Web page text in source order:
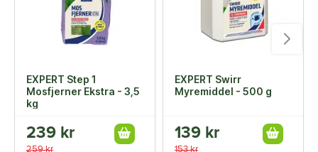
EXPERT Step 1
Mosfjerner Ekstra - 3,5
kg
239 kr
259 kr
EXPERT Swirr
Myremiddel - 500 g
139 kr
153 kr